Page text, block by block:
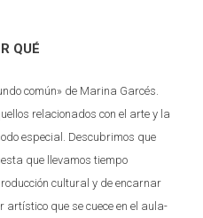
QUÉ
común» de Marina Garcés.
relacionados con el arte y la
especial. Descubrimos que
que llevamos tiempo
cultural y de encarnar
artístico que se cuece en el aula-